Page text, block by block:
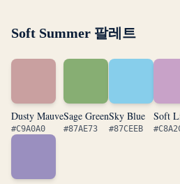
Soft Summer 팔레트
Dusty Mauve
#C9A0A0
Sage Green
#87AE73
Sky Blue
#87CEEB
Soft